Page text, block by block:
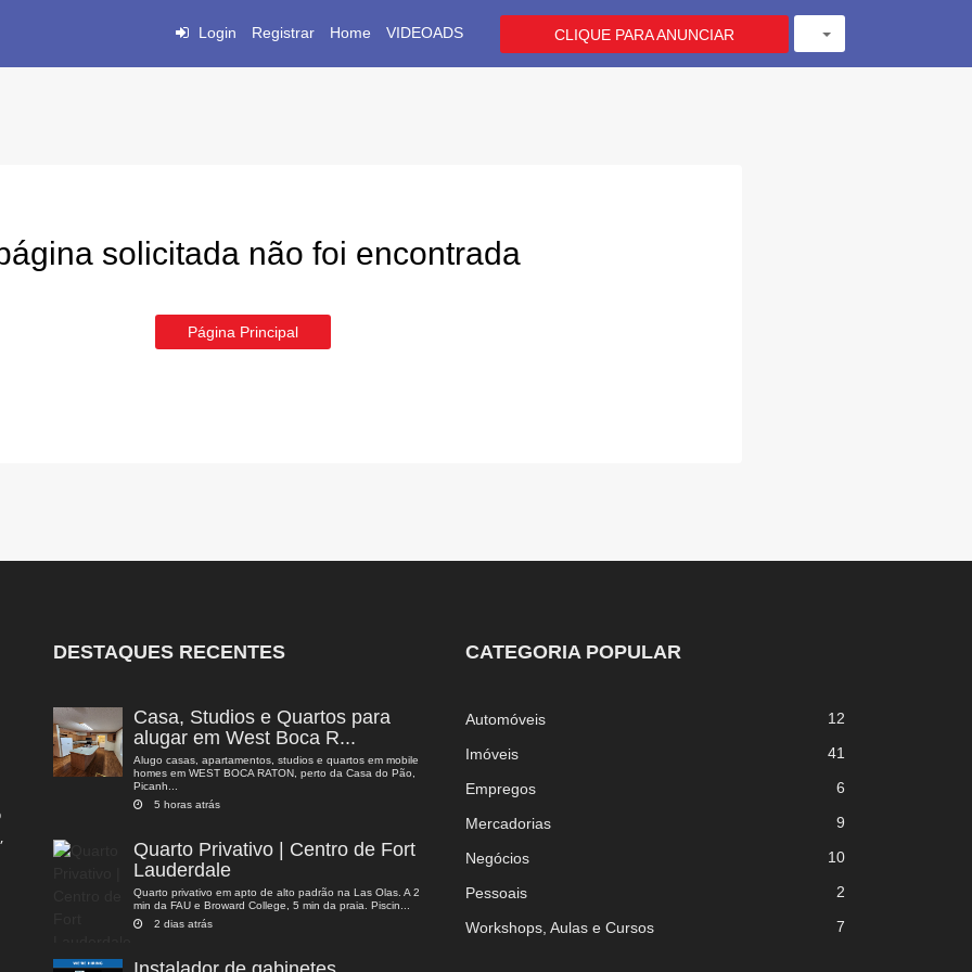
Login Registrar Home VIDEOADS CLIQUE PARA ANUNCIAR
solicitada não foi encontrada
Página Principal
DESTAQUES RECENTES
Casa, Studios e Quartos para
alugar em West Boca R...
Alugo casas, apartamentos, studios e quartos em mobile
homes em WEST BOCA RATON, perto da Casa do Pão,
Picanh...
5 horas atrás
Quarto Privativo | Centro de Fort
Lauderdale
Quarto privativo em apto de alto padrão na Las Olas. A 2
min da FAU e Broward College, 5 min da praia. Piscin...
2 dias atrás
CATEGORIA POPULAR
Automóveis 12
Imóveis 41
Empregos 6
Mercadorias 9
Negócios 10
Pessoais 2
Workshops, Aulas e Cursos 7